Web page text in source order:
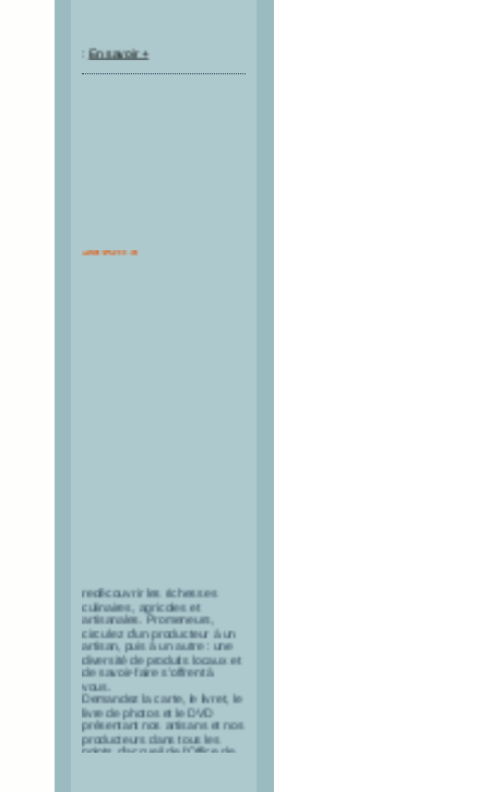
redécouvrir les richesses
culinaires, agricoles et
artisanales. Promeneurs,
circulez d'un producteur à un
artisan, puis à un autre : une
diversité de produits locaux et
de savoir-faire s'offrent à
vous.
Demandez la carte, le livret, le
livre de photos et le DVD
présentant nos artisans et nos
producteurs dans tous les
points d'accueil de l'Office de
Tourisme du Queyras.